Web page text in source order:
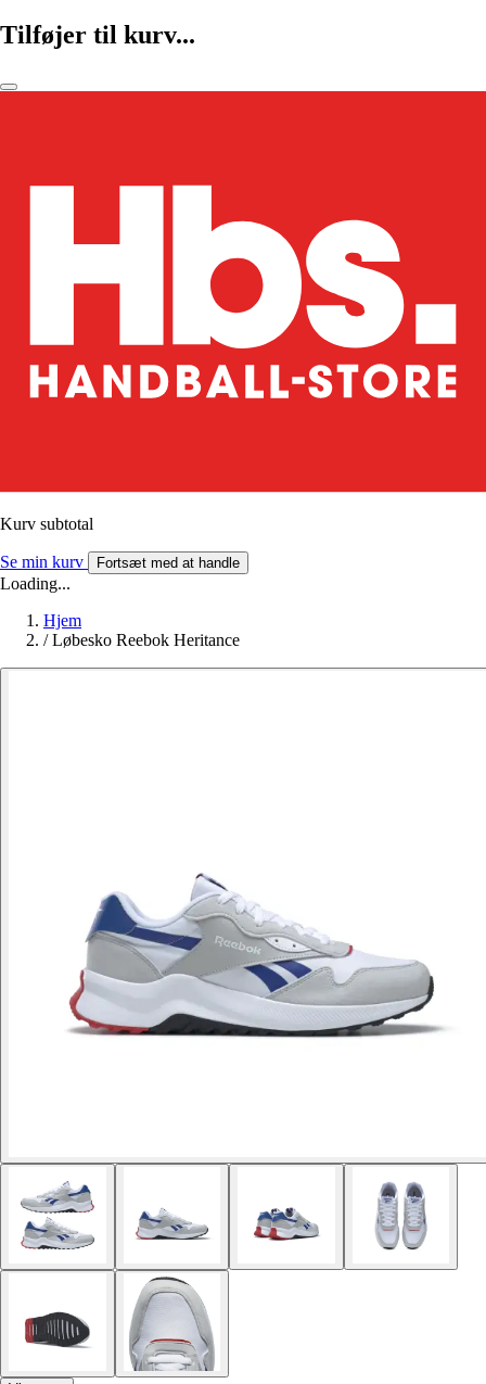
Tilføjer til kurv...
Kurv subtotal
Se min kurv Fortsæt med at handle
Loading...
Hjem
/ Løbesko Reebok Heritance